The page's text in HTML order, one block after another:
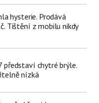
hysterie. Prodává
Tištění z mobilu nikdy
představí chytré brýle.
nízká